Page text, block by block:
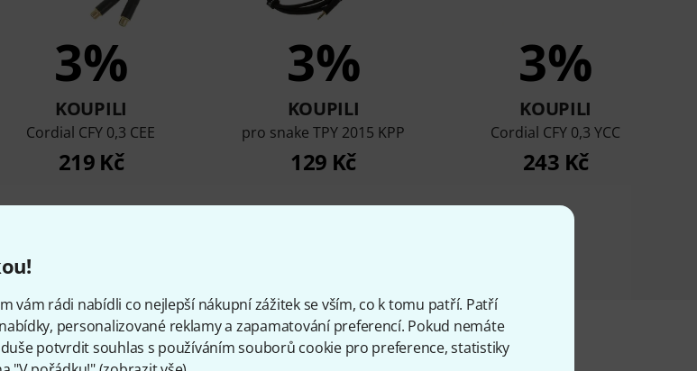
vám rádi nabídli co nejlepší nákupní zážitek se vším, co k tomu patří. Patří
personalizované reklamy a zapamatování preferencí. Pokud nemáte
potvrdit souhlas s používáním souborů cookie pro preference, statistiky
3%
KOUPILI
Cordial CFY 0,3 CEE
219 Kč
3%
KOUPILI
pro snake TPY 2015 KPP
129 Kč
3%
KOUPILI
Cordial CFY 0,3 YCC
243 Kč